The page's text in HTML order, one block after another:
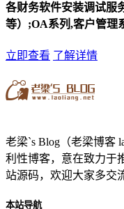
各财务软件安装调试服
等）;OA系列,客户管理
立即查看 了解详情
老梁`s Blog（老梁博客
利性博客，意在致力于
站源码，欢迎大家多交
本站导航